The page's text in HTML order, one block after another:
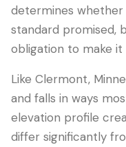
407-205-7228
determines
standard promised,
obligation to make it
Like Clermont,
and falls in ways
elevation profile
differ significantly